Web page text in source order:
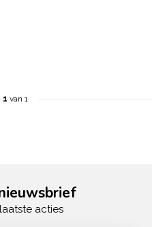
1 van 1
acties